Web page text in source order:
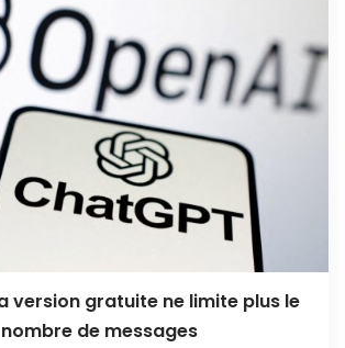
version gratuite ne limite plus le
nombre de messages